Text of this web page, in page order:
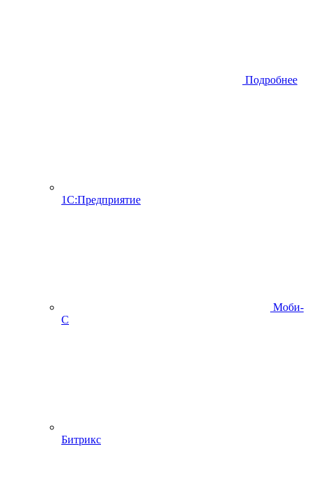
Подробнее
1С:Предприятие
Моби-
С
Битрикс